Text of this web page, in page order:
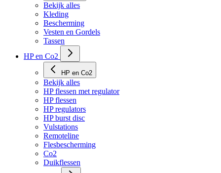
Bekijk alles
Kleding
Bescherming
Vesten en Gordels
Tassen
HP en Co2
HP en Co2
Bekijk alles
HP flessen met regulator
HP flessen
HP regulators
HP burst disc
Vulstations
Remoteline
Flesbescherming
Co2
Duikflessen